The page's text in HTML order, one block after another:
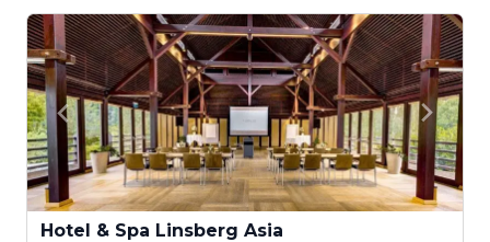
Hotel & Spa Linsberg Asia